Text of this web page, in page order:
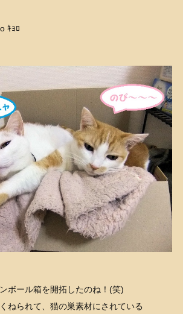
ｷｮﾛ
ボール箱を開拓したのね！(笑)
ねられて、猫の巣素材にされている